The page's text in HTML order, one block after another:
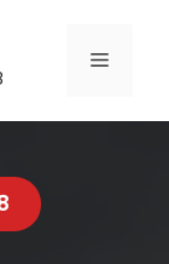
MENU